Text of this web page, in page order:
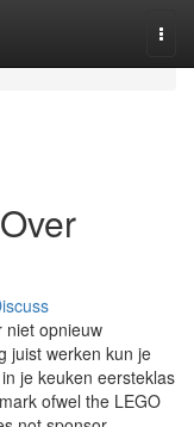
niet opnieuw
juist werken kun je
je keuken eersteklas
ofwel the LEGO